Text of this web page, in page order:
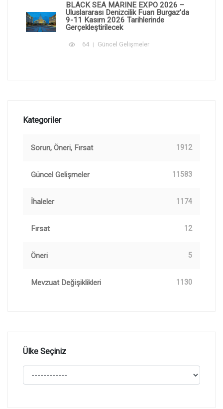
BLACK SEA MARINE EXPO 2026 –
Uluslararası Denizcilik Fuarı Burgaz'da
9-11 Kasım 2026 Tarihlerinde
Gerçekleştirilecek
64 Güncel Gelişmeler
Kategoriler
Sorun, Öneri, Fırsat 1912
Güncel Gelişmeler 11583
İhaleler 1174
Fırsat 12
Öneri 5
Mevzuat Değişiklikleri 1130
Ülke Seçiniz